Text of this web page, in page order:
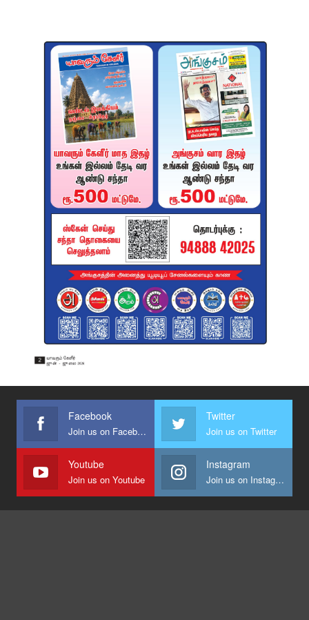
Facebook
Join us on Facebook
Twitter
Join us on Twitter
Youtube
Join us on Youtube
Instagram
Join us on Instagram